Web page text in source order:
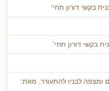
בקשי דורון תחי'
בקשי דורון תחי'
ומצפה לבניו להתעורר. מאת: